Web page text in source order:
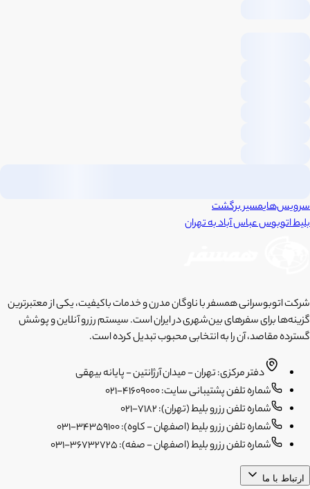
سرویس‌هایمسیر برگشت
بلیط اتوبوسعباس آبادبهتهران
شرکت اتوبوسرانی همسفر با ناوگان مدرن و خدمات باکیفیت، یکی از معتبرترین
گزینه‌ها برای سفرهای بین‌شهری در ایران است. سیستم رزرو آنلاین و پوشش
گسترده مقاصد، آن را به انتخابی محبوب تبدیل کرده است.
دفتر مرکزی: تهران - میدان آرژانتین - پایانه بیهقی
شماره تلفن پشتیبانی سایت: 41609000-021
شماره تلفن رزرو بلیط (تهران): 7182-021
شماره تلفن رزرو بلیط (اصفهان - کاوه): 34359100-031
شماره تلفن رزرو بلیط (اصفهان - صفه): 36732725-031
ارتباط با ما